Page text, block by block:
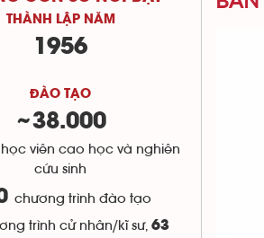
THÀNH LẬP NĂM
1956
ĐÀO TẠO
38.000
học viên cao học và nghiên
cứu sinh
chương trình đào tạo
trình cử nhân/kĩ sư, 63